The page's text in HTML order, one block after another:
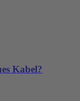
Kabel?